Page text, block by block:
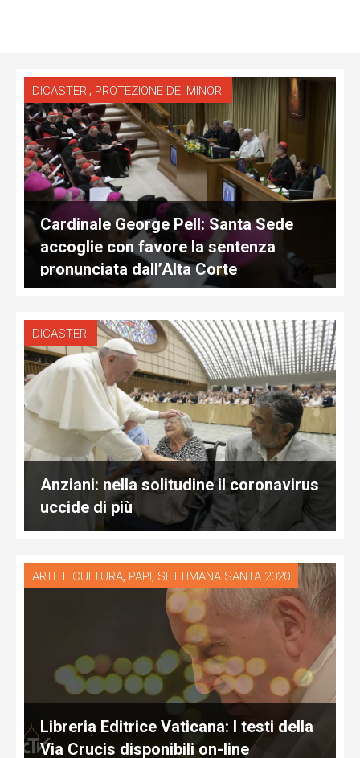
DICASTERI, PROTEZIONE DEI MINORI
Cardinale George Pell: Santa Sede
accoglie con favore la sentenza
pronunciata dall’Alta Corte
DICASTERI
Anziani: nella solitudine il coronavirus
uccide di più
ARTE E CULTURA, PAPI, SETTIMANA SANTA 2020
Libreria Editrice Vaticana: I testi della
Via Crucis disponibili on-line